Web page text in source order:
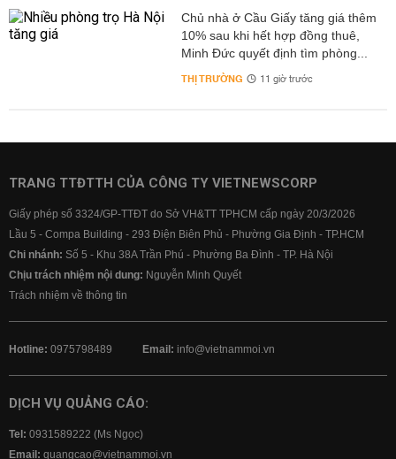
Chủ nhà ở Cầu Giấy tăng giá thêm
10% sau khi hết hợp đồng thuê,
Minh Đức quyết định tìm phòng...
THỊ TRƯỜNG 11 giờ trước
TRANG TTĐTTH CỦA CÔNG TY VIETNEWSCORP
Giấy phép số 3324/GP-TTĐT do Sở VH&TT TPHCM cấp ngày 20/3/2026
Lầu 5 - Compa Building - 293 Điện Biên Phủ - Phường Gia Định - TP.HCM
Chi nhánh: Số 5 - Khu 38A Trần Phú - Phường Ba Đình - TP. Hà Nội
Chịu trách nhiệm nội dung: Nguyễn Minh Quyết
Trách nhiệm về thông tin
Hotline: 0975798489 Email: info@vietnammoi.vn
DỊCH VỤ QUẢNG CÁO:
Tel: 0931589222 (Ms Ngọc)
Email: quangcao@vietnammoi.vn